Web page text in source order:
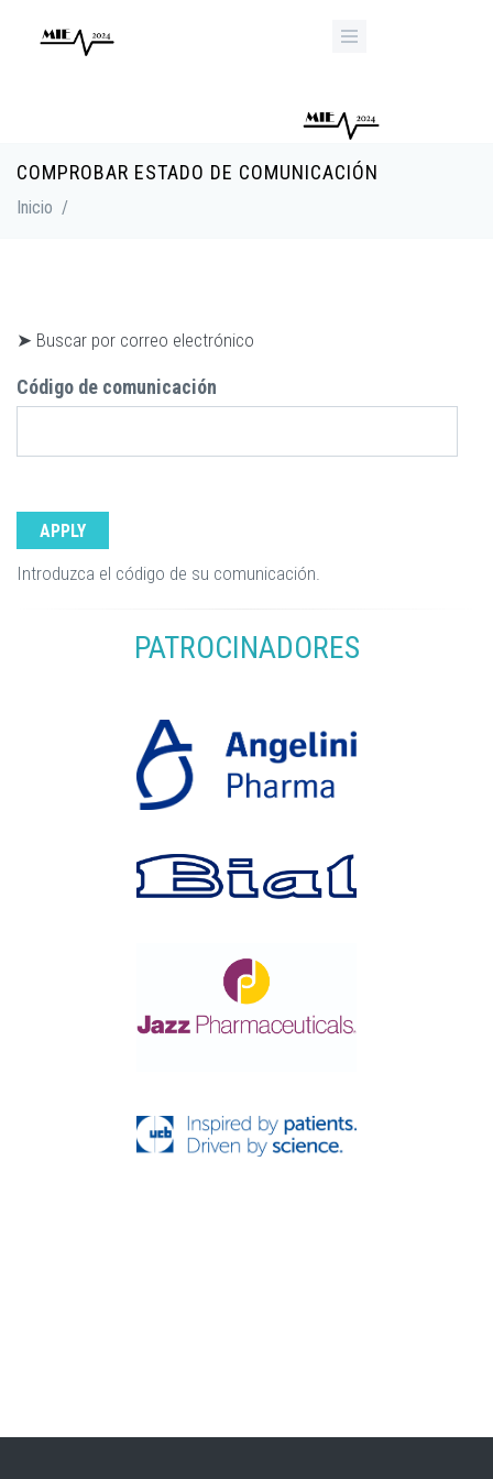
COMPROBAR ESTADO DE COMUNICACIÓN
Inicio /
➤ Buscar por correo electrónico
Código de comunicación
Introduzca el código de su comunicación.
PATROCINADORES